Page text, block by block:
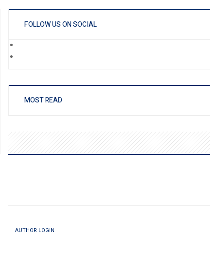
FOLLOW US ON SOCIAL
MOST READ
AUTHOR LOGIN